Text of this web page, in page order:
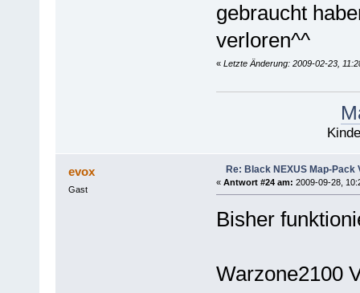
gebraucht
verloren^^
« Letzte Änderung: 2009-02-23,
evox
Gast
Re: Black NEXUS Map-Pack
« Antwort #24 am: 2009-09-28,
Bisher
Warzone2100